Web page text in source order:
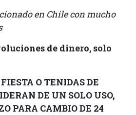
en Chile con mucho
de dinero, solo
O TENIDAS DE
DE UN SOLO USO,
PARA CAMBIO DE 24